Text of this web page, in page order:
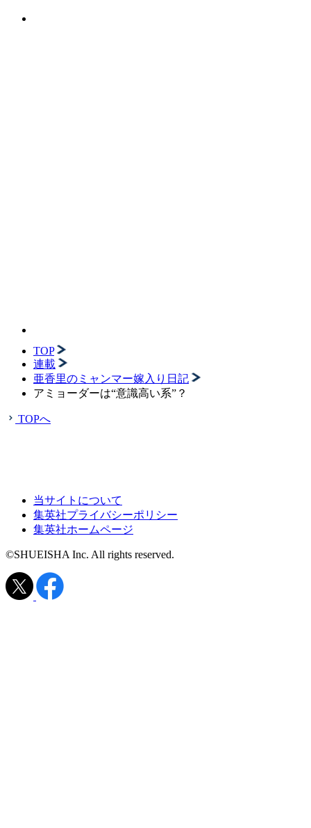
TOP
連載
亜香里のミャンマー嫁入り日記
アミョーダーは“意識高い系”？
TOPへ
当サイトについて
集英社プライバシーポリシー
集英社ホームページ
©SHUEISHA Inc. All rights reserved.